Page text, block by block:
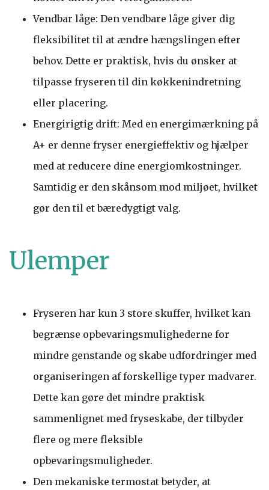
Vendbar låge: Den vendbare låge giver dig
fleksibilitet til at ændre hængslingen efter
behov. Dette er praktisk, hvis du ønsker at
tilpasse fryseren til din køkkenindretning
eller placering.
Energirigtig drift: Med en energimærkning på
A+ er denne fryser energieffektiv og hjælper
med at reducere dine energiomkostninger.
Samtidig er den skånsom mod miljøet, hvilket
gør den til et bæredygtigt valg.
Ulemper
Fryseren har kun 3 store skuffer, hvilket kan
begrænse opbevaringsmulighederne for
mindre genstande og skabe udfordringer med
organiseringen af forskellige typer madvarer.
Dette kan gøre det mindre praktisk
sammenlignet med fryseskabe, der tilbyder
flere og mere fleksible
opbevaringsmuligheder.
Den mekaniske termostat betyder, at